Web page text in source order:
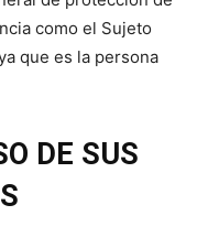
como el Sujeto
que es la persona
DE SUS